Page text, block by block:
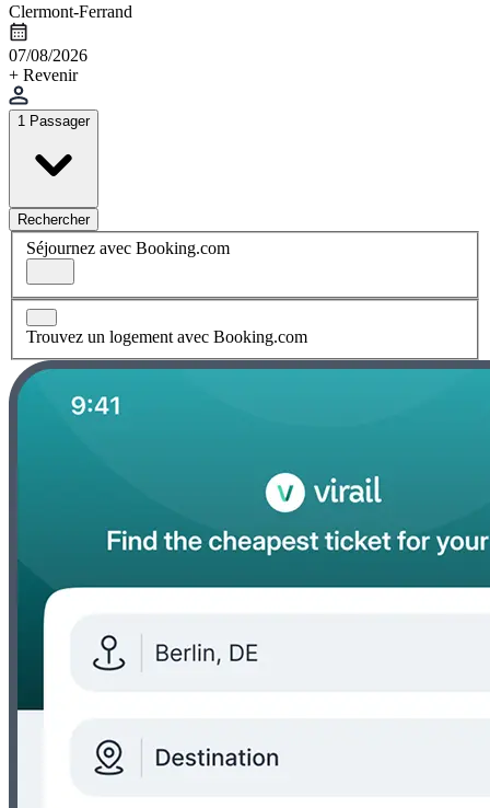
Clermont-Ferrand
07/08/2026
+ Revenir
1 Passager
Rechercher
Séjournez avec Booking.com
Trouvez un logement avec Booking.com